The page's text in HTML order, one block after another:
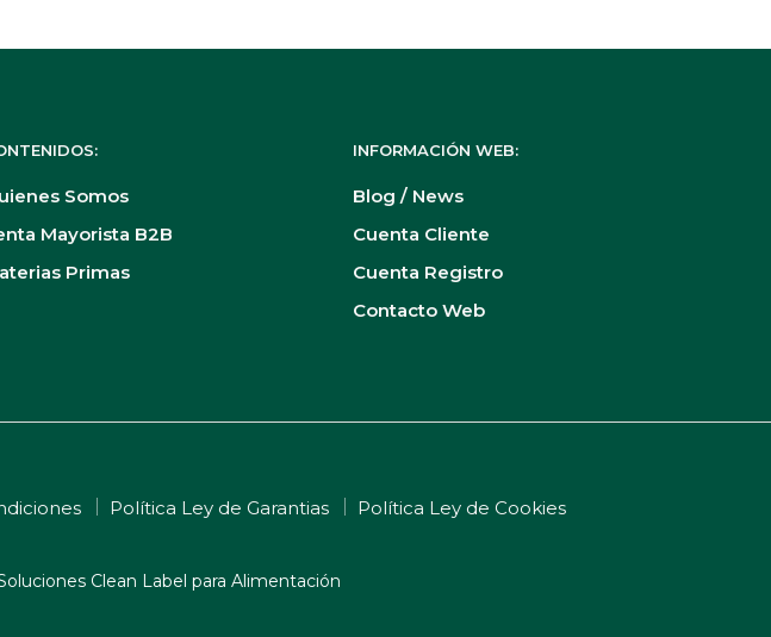
Somos
Mayorista B2B
Primas
INFORMACIÓN WEB:
Blog / News
Cuenta Cliente
Cuenta Registro
Contacto Web
Política Ley de Garantias Política Ley de Cookies
Clean Label para Alimentación